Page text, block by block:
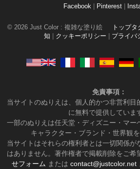
Facebook Pinterest
© 2026 Just Color : 複雑な塗り絵 トップタ
知
クッキーポリシー プライバ
免責事項：
当サイトのぬりえは、個人的かつ非営利目
に無料で提供していま
一部のぬりえは任天堂・ディズニー・マー
キャラクター・ブランド・世界観を
当サイトはそれらの権利者とは一切関係が
はありません。著作権者で掲載削除をご希
せフォーム または contact@justcolor.net